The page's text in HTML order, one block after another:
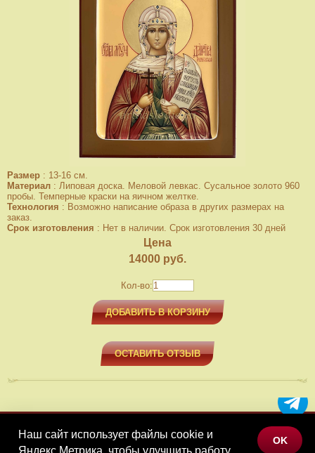
Размер : 13-16 см.
Материал : Липовая доска. Меловой левкас. Сусальное золото 960
пробы. Темперные краски на яичном желтке.
Технология : Возможно написание образа в других размерах на
заказ.
Срок изготовления : Нет в наличии. Срок изготовления 30 дней
Цена
14000 руб.
Кол-во:
ДОБАВИТЬ В КОРЗИНУ
ОСТАВИТЬ ОТЗЫВ
МЕНЮ
Наш сайт использует файлы cookie и
Яндекс.Метрика, чтобы улучшить работу
OK